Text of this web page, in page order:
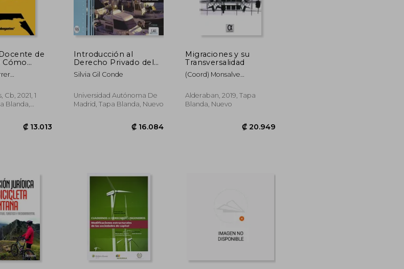
₡ 22.173
de
Cómo
al
la
Cb, 2021, 1
Blanda,
Introducción al
Derecho Privado del
Turismo: Esquemas.
2016 (Documentos de
Silvia Gil Conde
Universidad Autónoma De
Madrid, Tapa Blanda, Nuevo
Migraciones y su
Transversalidad
(Coord) Monsalve
Elisa
Alderaban, 2019, Tapa
Blanda, Nuevo